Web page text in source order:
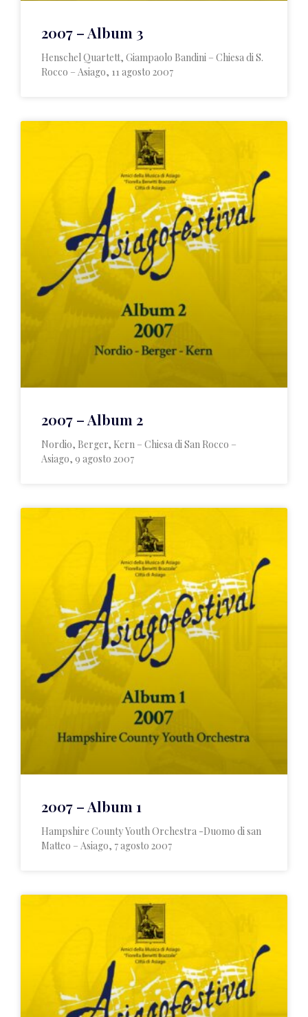
2007 – Album 3
Henschel Quartett, Giampaolo Bandini – Chiesa di S.
Rocco – Asiago, 11 agosto 2007
2007 – Album 2
Nordio, Berger, Kern – Chiesa di San Rocco –
Asiago, 9 agosto 2007
2007 – Album 1
Hampshire County Youth Orchestra -Duomo di san
Matteo – Asiago, 7 agosto 2007